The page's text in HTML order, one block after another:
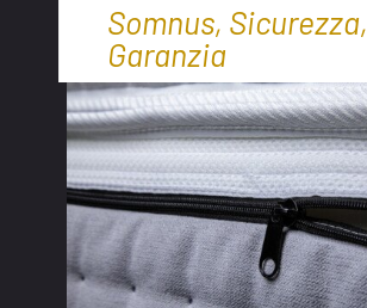
Somnus, Sicurezza,
Garanzia